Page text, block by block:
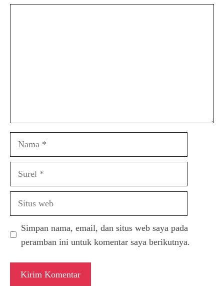
Simpan nama, email, dan situs web saya pada
peramban ini untuk komentar saya berikutnya.